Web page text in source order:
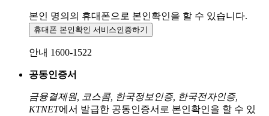
본인 명의의 휴대폰으로 본인확인을 할 수 있습니다.
휴대폰 본인확인 서비스인증하기
안내 1600-1522
공동인증서
금융결제원, 코스콤, 한국정보인증, 한국전자인증,
KTNET에서 발급한 공동인증서로 본인확인을 할 수 있